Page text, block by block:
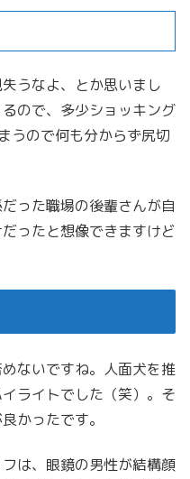
うなよ、とか思いまし
ので、多少ショッキング
うので何も分からず尻切
った職場の後輩さんが自
ったと想像できますけど
ないですね。人面犬を推
ライトでした（笑）。そ
かったです。
は、眼鏡の男性が結構顔